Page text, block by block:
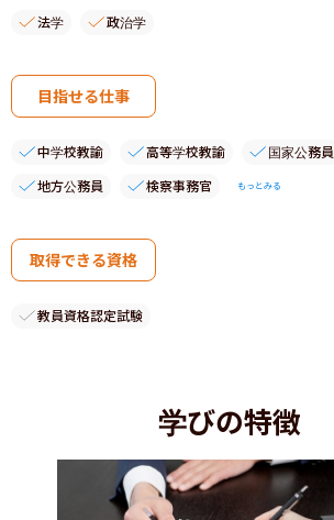
法学 政治学
目指せる仕事
中学校教諭 高等学校教諭
国家公務員
地方公務員
検察事務官 もっとみる
取得できる資格
教員資格認定試験
学びの特徴